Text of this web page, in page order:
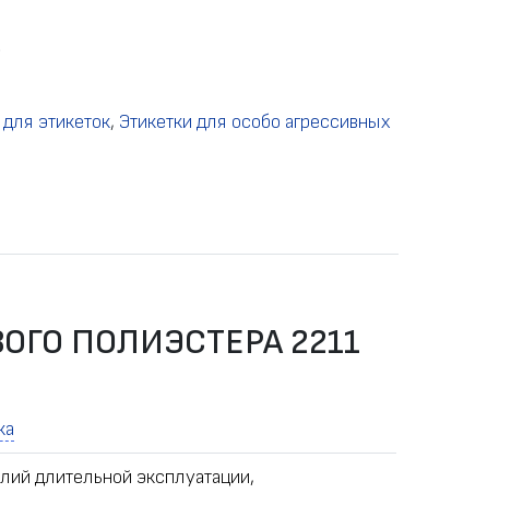
этикеток, Этикетки для особо агрессивных
ПОЛИЭСТЕРА 2211
длительной эксплуатации,